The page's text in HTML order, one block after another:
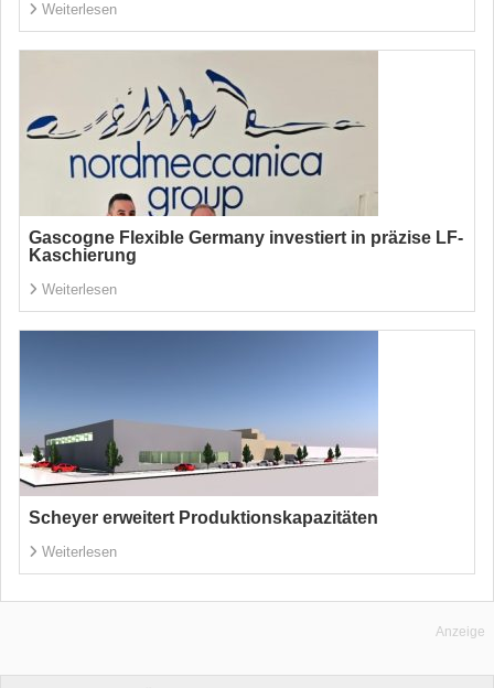
Weiterlesen
Gascogne Flexible Germany investiert in präzise LF-
Kaschierung
Weiterlesen
Scheyer erweitert Produktionskapazitäten
Weiterlesen
Anzeige